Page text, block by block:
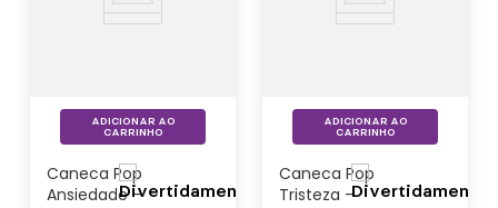
Caneca Pop
Ansiedade –
ADICIONAR AO
CARRINHO
Caneca Pop
Tristeza –
ADICIONAR AO
CARRINHO